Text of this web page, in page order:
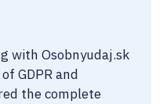
with Osobnyudaj.sk
GDPR and
the complete